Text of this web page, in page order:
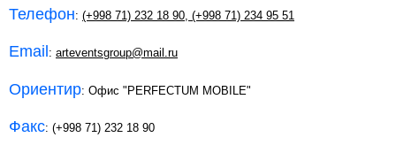
Телефон: (+998 71) 232 18 90, (+998 71) 234 95 51
Email : arteventsgroup@mail.ru
Ориентир: Офис "PERFECTUM MOBILE"
Факс: (+998 71) 232 18 90